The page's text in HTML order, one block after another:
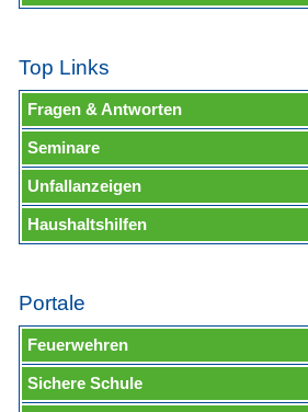
Top Links
Fragen & Antworten
Seminare
Unfallanzeigen
Haushaltshilfen
Portale
Feuerwehren
Sichere Schule